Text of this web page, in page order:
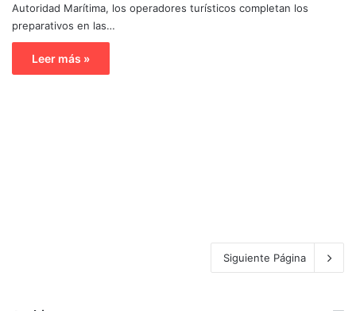
Autoridad Marítima, los operadores turísticos completan los
preparativos en las…
Leer más »
Siguiente Página